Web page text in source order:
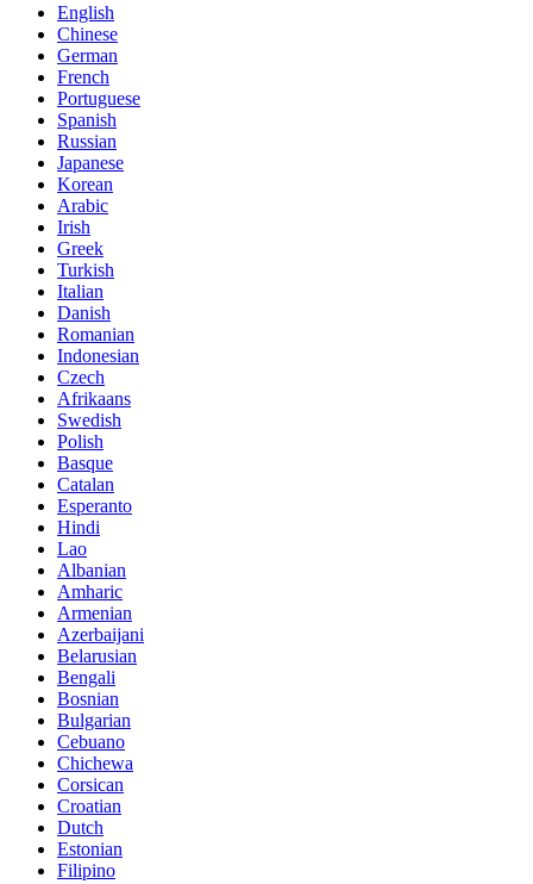
English
Chinese
German
French
Portuguese
Spanish
Russian
Japanese
Korean
Arabic
Irish
Greek
Turkish
Italian
Danish
Romanian
Indonesian
Czech
Afrikaans
Swedish
Polish
Basque
Catalan
Esperanto
Hindi
Lao
Albanian
Amharic
Armenian
Azerbaijani
Belarusian
Bengali
Bosnian
Bulgarian
Cebuano
Chichewa
Corsican
Croatian
Dutch
Estonian
Filipino